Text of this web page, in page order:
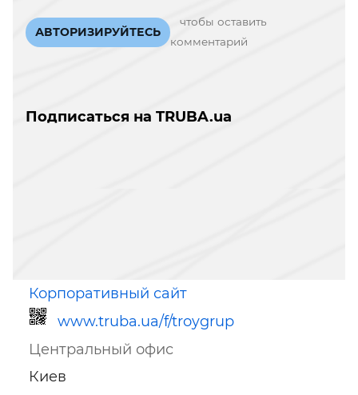
АВТОРИЗИРУЙТЕСЬ
чтобы оставить
комментарий
Подписаться на TRUBA.ua
Корпоративный сайт
www.truba.ua/f/troygrup
Центральный офис
Киев